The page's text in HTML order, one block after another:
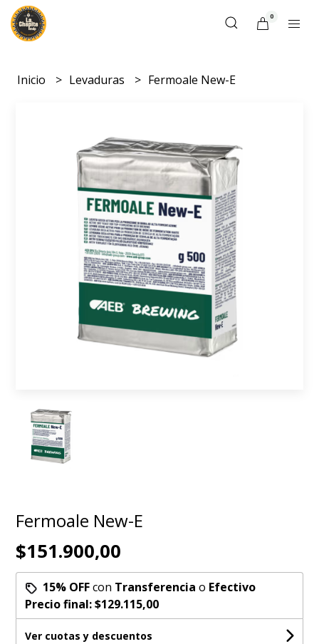
0
Inicio Levaduras Fermoale New-E
Fermoale New-E
$151.900,00
15% OFFcon Transferencia o Efectivo
Precio final:$129.115,00
Ver cuotas y descuentos